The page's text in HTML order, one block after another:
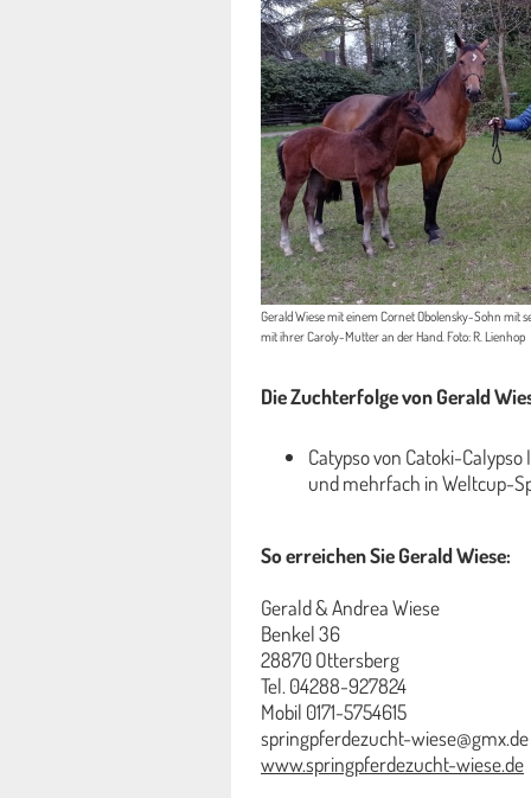
Gerald Wiese mit einem Cornet Obolensky-Sohn
mit ihrer Caroly-Mutter an der Hand. Foto: R. Lienhop
Die Zuchterfolge von Gerald
Catypso von Catoki-
und mehrfach in Weltcup-
So erreichen Sie Gerald Wiese:
Gerald & Andrea Wiese
Benkel 36
28870 Ottersberg
Tel. 04288-927824
Mobil 0171-5754615
springpferdezucht-wiese@gmx.de
www.springpferdezucht-wiese.de